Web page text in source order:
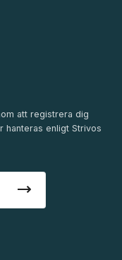
att registrera dig
hanteras enligt Strivos